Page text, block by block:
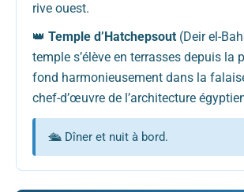
rive ouest.
👑 Temple d’Hatchepsout (Deir el-
temple s’élève en terrasses depuis la
fond harmonieusement dans la
chef-d’œuvre de l’architecture
🛳️ Dîner et nuit à bord.